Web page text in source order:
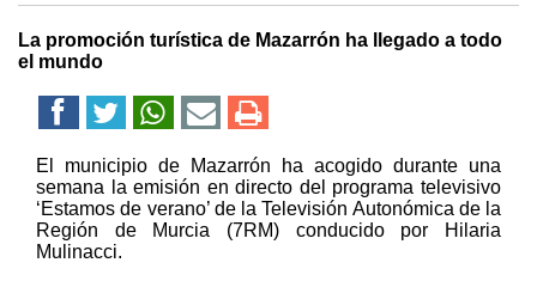
La promoción turística de Mazarrón ha llegado a todo
el mundo
El municipio de Mazarrón ha acogido durante una
semana la emisión en directo del programa televisivo
‘Estamos de verano’ de la Televisión Autonómica de la
Región de Murcia (7RM) conducido por Hilaria
Mulinacci.